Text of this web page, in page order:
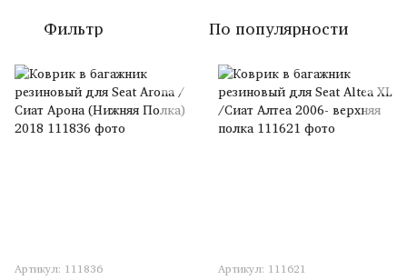
Фильтр По популярности
Артикул: 111836 Артикул: 111621